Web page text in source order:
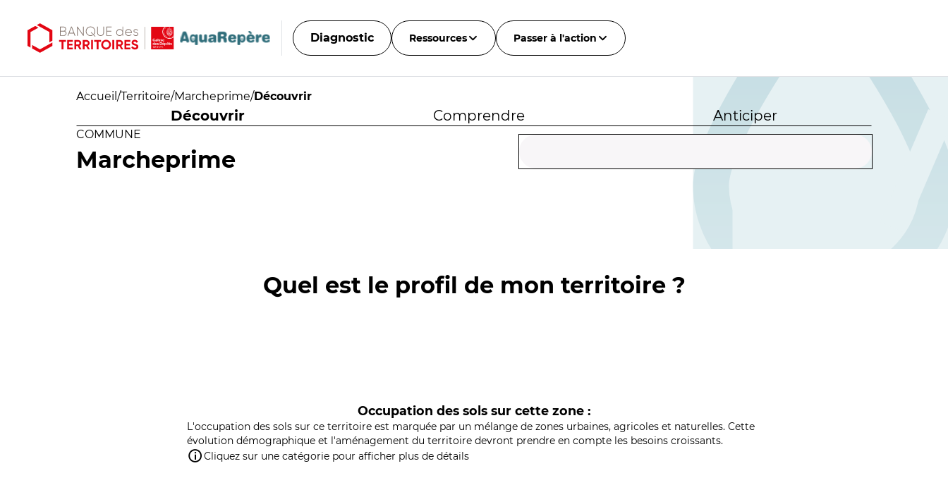
Diagnostic Ressources Passer à l'action
Accueil /Territoire/Marcheprime/Découvrir
Découvrir Comprendre Anticiper
COMMUNE
Marcheprime
Quel est le profil de mon territoire ?
Occupation des sols sur cette zone :
L'occupation des sols sur ce territoire est marquée par un mélange de zones urbaines, agricoles et naturelles. Cette
évolution démographique et l'aménagement du territoire devront prendre en compte les besoins croissants.
Cliquez sur une catégorie pour afficher plus de détails